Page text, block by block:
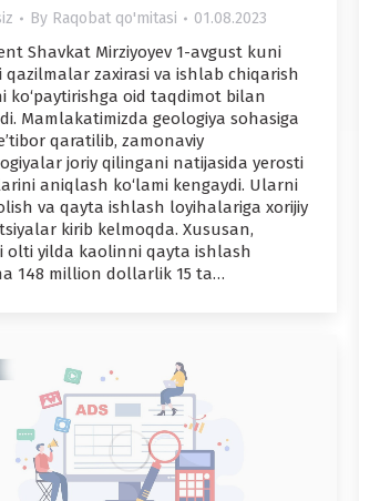
By Raqobat qo'mitasi 01.08.2023
Shavkat Mirziyoyev 1-avgust kuni
qazilmalar zaxirasi va ishlab chiqarish
ko‘paytirishga oid taqdimot bilan
Mamlakatimizda geologiya sohasiga
qaratilib, zamonaviy
joriy qilingani natijasida yerosti
aniqlash ko‘lami kengaydi. Ularni
va qayta ishlash loyihalariga xorijiy
kirib kelmoqda. Xususan,
olti yilda kaolinni qayta ishlash
148 million dollarlik 15 ta…